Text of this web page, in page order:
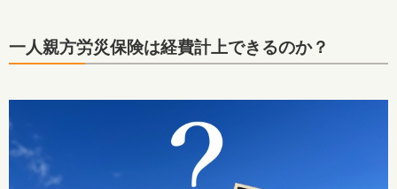
一人親方労災保険は経費計上できるのか？